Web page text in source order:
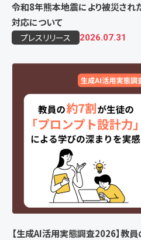
令和8年熊本地震により被災され
対応について
プレスリリース 2026.07.31
【生成AI活用実態調査2026】教